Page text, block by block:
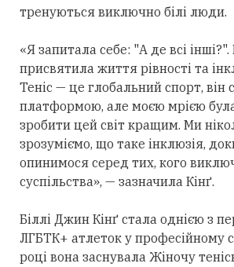
тренуються виключно білі люди.
«Я запитала себе: "А де всі інші?".
присвятила життя рівності та
Теніс — це глобальний спорт, він
платформою, але моєю мрією
зробити цей світ кращим. Ми
зрозуміємо, що таке інклюзія,
опинимося серед тих, кого
суспільства», — зазначила Кінґ.
Біллі Джин Кінґ стала однією з
ЛГБТК+ атлеток у професійному
році вона заснувала Жіночу